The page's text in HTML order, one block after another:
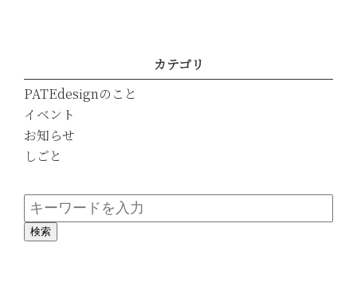
カテゴリ
PATEdesignのこと
イベント
お知らせ
しごと
検索